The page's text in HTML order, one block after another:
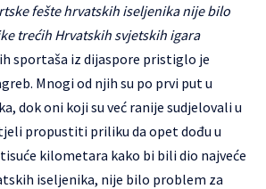
fešte hrvatskih iseljenika nije bilo
trećih Hrvatskih svjetskih igara
sportaša iz dijaspore pristiglo je
Mnogi od njih su po prvi put u
dok oni koji su već ranije sudjelovali u
propustiti priliku da opet dođu u
kilometara kako bi bili dio najveće
iseljenika, nije bilo problem za